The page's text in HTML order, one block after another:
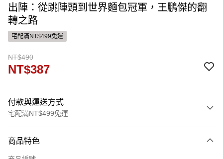
出陣：從跳陣頭到世界麵包冠軍，王鵬傑的翻
轉之路
宅配滿NT$499免運
NT$490
NT$387
付款與運送方式
宅配滿NT$499免運
信用卡一次付款
商品特色